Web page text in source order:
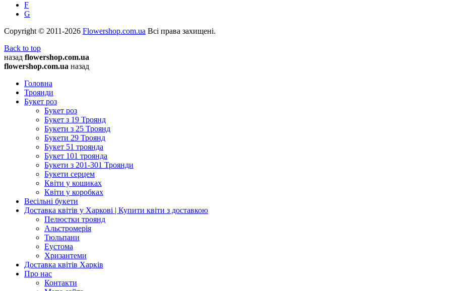
F
G
Copyright © 2011-2026 Flowershop.com.ua Всі права захищені.
Back to top
назад flowershop.com.ua
flowershop.com.ua назад
Головна
Троянди
Букет роз
Букет роз
Букет з 19 Троянд
Букети з 25 Троянд
Букети 29 Троянд
Букет 51 троянда
Букет 101 троянда
Букети з 201-301 Троянди
Букети серцем
Квіти у кошиках
Квіти у коробках
Весільні букети
Доставка квітів у Харкові | Купити квіти з доставкою
Пелюстки троянд
Альстромерія
Тюльпани
Еустома
Хризантеми
Доставка квітів Харків
Про нас
Контакти